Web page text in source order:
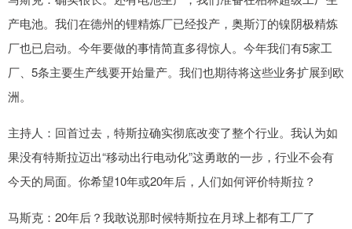
产电池。我们在德州的锂精炼厂已经投产，奥斯汀的镍阴极精炼
厂也已启动。今年要做的事情简直多得惊人。今年我们有5家工
厂、5条主要生产线要开始量产。我们也期待将这些业务扩展到欧
洲。
主持人：回首过去，特斯拉确实彻底改变了整个行业。我认为如
果没有特斯拉迈出“移动出行电动化”这勇敢的一步，行业不会有
今天的局面。你希望10年或20年后，人们如何评价特斯拉？
马斯克：20年后？我敢说那时候特斯拉在月球上都有工厂了